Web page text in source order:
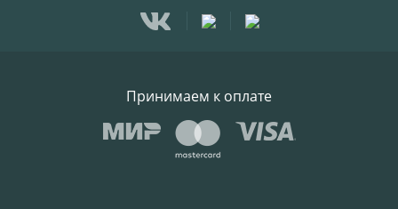
Принимаем к оплате